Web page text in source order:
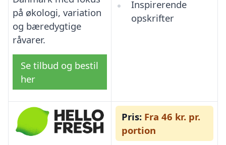
på økologi, variation
og bæredygtige
råvarer.
Se tilbud og bestil
her
Inspirerende
opskrifter
Pris: Fra 46 kr. pr.
portion